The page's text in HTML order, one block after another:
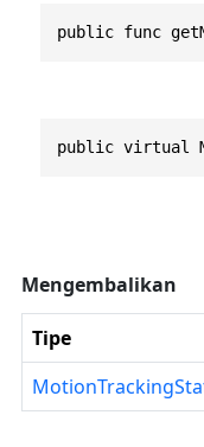
public func
public virtual
Mengembalikan
Tipe